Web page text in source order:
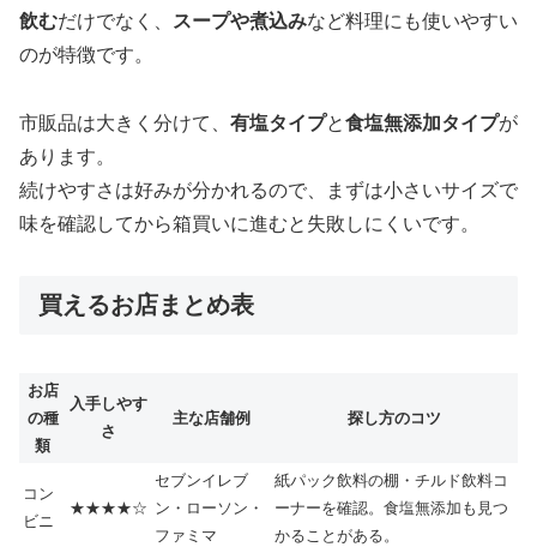
飲むだけでなく、 スープや煮込みなど料理にも使いやすい
のが特徴です。
市販品は大きく分けて、 有塩タイプと食塩無添加タイプが
あります。
続けやすさは好みが分かれるので、まずは小さいサイズで
味を確認してから箱買いに進むと失敗しにくいです。
買えるお店まとめ表
お店
の種
類
入手しやす
さ
主な店舗例 探し方のコツ
コン
ビニ
★★★★☆
セブンイレブ
ン・ローソン・
ファミマ
紙パック飲料の棚・チルド飲料コ
ーナーを確認。食塩無添加も見つ
かることがある。